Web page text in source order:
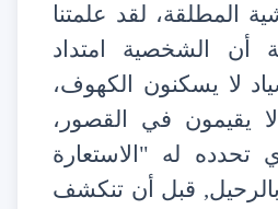
المطلقة، لقد علمتنا
أن الشخصية امتداد
لا يسكنون الكهوف،
يقيمون في القصور،
تحدده له "الاستعارة
بالرحيل, قبل أن تنكشف